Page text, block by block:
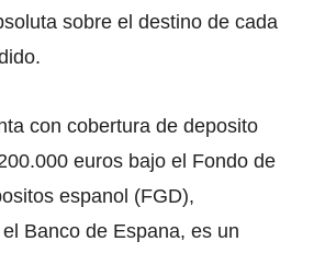
sobre el destino de cada
con cobertura de deposito
euros bajo el Fondo de
espanol (FGD),
Banco de Espana, es un